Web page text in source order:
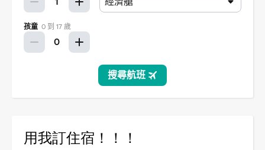
用我訂住宿！！！